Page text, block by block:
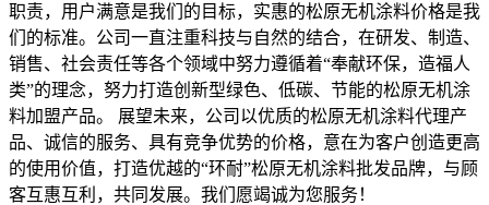
职责，用户满意是我们的目标，实惠的松原无机涂料价格是我
们的标准。公司一直注重科技与自然的结合，在研发、制造、
销售、社会责任等各个领域中努力遵循着“奉献环保，造福人
类”的理念，努力打造创新型绿色、低碳、节能的松原无机涂
料加盟产品。 展望未来，公司以优质的松原无机涂料代理产
品、诚信的服务、具有竞争优势的价格，意在为客户创造更高
的使用价值，打造优越的“环耐”松原无机涂料批发品牌，与顾
客互惠互利，共同发展。我们愿竭诚为您服务！